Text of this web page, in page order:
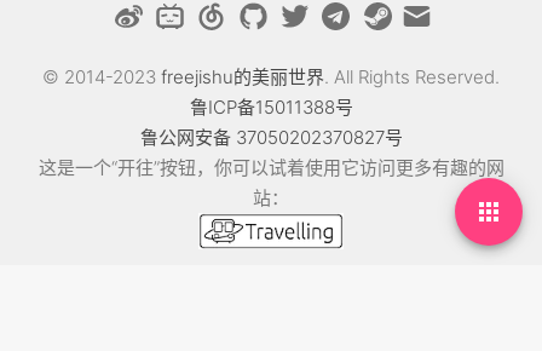

© 2014-2023 freejishu的美丽世界. All Rights Reserved.
鲁ICP备15011388号
鲁公网安备 37050202370827号
这是一个“开往”按钮，你可以试着使用它访问更多有趣的网
站：